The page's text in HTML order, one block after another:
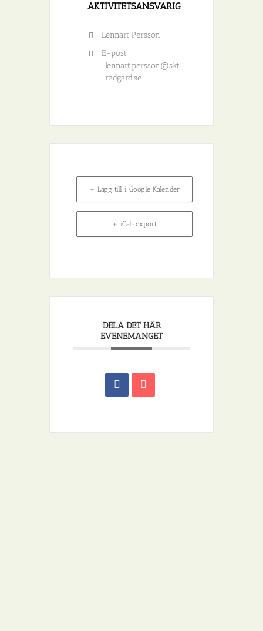
AKTIVITETSANSVARIG
Lennart Persson
E-post
lennart.persson@skt
radgard.se
+ Lägg till i Google Kalender
+ iCal-export
DELA DET HÄR
EVENEMANGET